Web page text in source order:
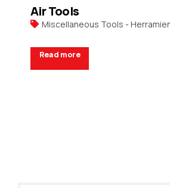
Miscellaneous Tools -
Air Tools
Read more